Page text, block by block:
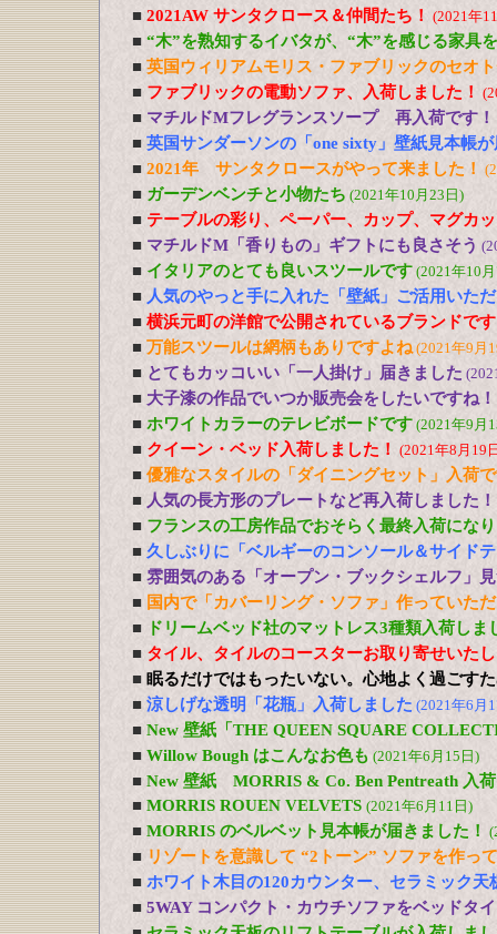
■ 2021AW サンタクロース＆仲間たち！ (2021年
■ “木”を熟知するイバタが、“木”を感じる家具
■ 英国ウィリアムモリス・ファブリックのセオ
■ ファブリックの電動ソファ、入荷しました！
■ マチルドMフレグランスソープ 再入荷です！
■ 英国サンダーソンの「one sixty」壁紙見本帳
■ 2021年 サンタクロースがやって来ました！
■ ガーデンベンチと小物たち (2021年10月23日)
■ テーブルの彩り、ペーパー、カップ、マグカ
■ マチルドM「香りもの」ギフトにも良さそう
■ イタリアのとても良いスツールです (2021年10
■ 人気のやっと手に入れた「壁紙」ご活用いた
■ 横浜元町の洋館で公開されているブランドで
■ 万能スツールは網柄もありですよね(2021年9月
■ とてもカッコいい「一人掛け」届きました
■ 大子漆の作品でいつか販売会をしたいですね！
■ ホワイトカラーのテレビボードです (2021年9月
■ クイーン・ベッド入荷しました！ (2021年8月19
■ 優雅なスタイルの「ダイニングセット」入荷
■ 人気の長方形のプレートなど再入荷しました！
■ フランスの工房作品でおそらく最終入荷にな
■ 久しぶりに「ベルギーのコンソール＆サイド
■ 雰囲気のある「オープン・ブックシェルフ」
■ 国内で「カバーリング・ソファ」作っていた
■
ドリームベッド社のマットレス3種類入荷しま
■ タイル、タイルのコースターお取り寄せいた
■ 眠るだけではもったいない。心地よく過ごす
■ 涼しげな透明「花瓶」入荷しました (2021年6月
■ New 壁紙「THE QUEEN SQUARE
■ Willow Bough はこんなお色も (2021年6月15日)
■ New 壁紙 MORRIS & Co. Ben Pentreath 入
■ MORRIS ROUEN VELVETS (2021年6月11日)
■ MORRIS のベルベット見本帳が届きました！
■ リゾートを意識して “2トーン” ソファを作っ
■ ホワイト木目の120カウンター、セラミック天
■ 5WAY コンパクト・カウチソファをベッドタ